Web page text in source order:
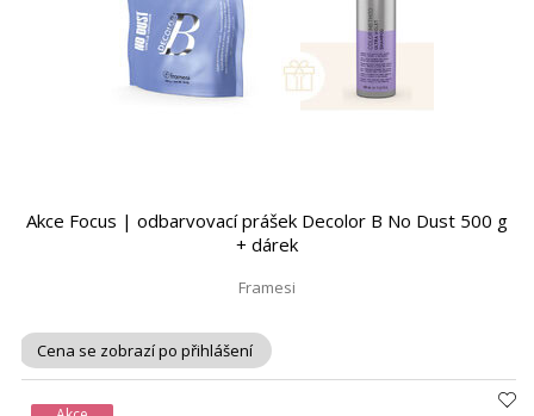
Akce Focus | odbarvovací prášek Decolor B No Dust 500 g
+ dárek
Framesi
Cena se zobrazí po přihlášení